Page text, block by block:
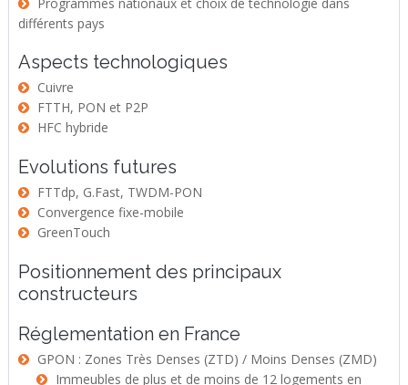
différents pays
Aspects technologiques
Cuivre
FTTH, PON et P2P
HFC hybride
Evolutions futures
FTTdp, G.Fast, TWDM-PON
Convergence fixe-mobile
GreenTouch
Positionnement des principaux
constructeurs
Réglementation en France
GPON : Zones Très Denses (ZTD) / Moins Denses (ZMD)